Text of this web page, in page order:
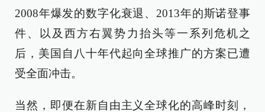
2008年爆发的数字化衰退、2013年的斯诺登事
件、以及西方右翼势力抬头等一系列危机之
后，美国自八十年代起向全球推广的方案已遭
受全面冲击。
当然，即便在新自由主义全球化的高峰时刻，